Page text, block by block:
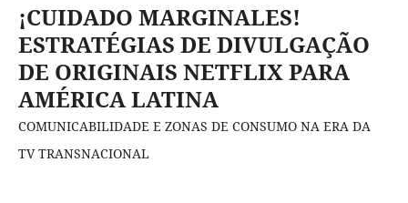
¡CUIDADO MARGINALES!
ESTRATÉGIAS DE DIVULGAÇÃO
DE ORIGINAIS NETFLIX PARA
AMÉRICA LATINA
COMUNICABILIDADE E ZONAS DE CONSUMO NA ERA DA
TV TRANSNACIONAL